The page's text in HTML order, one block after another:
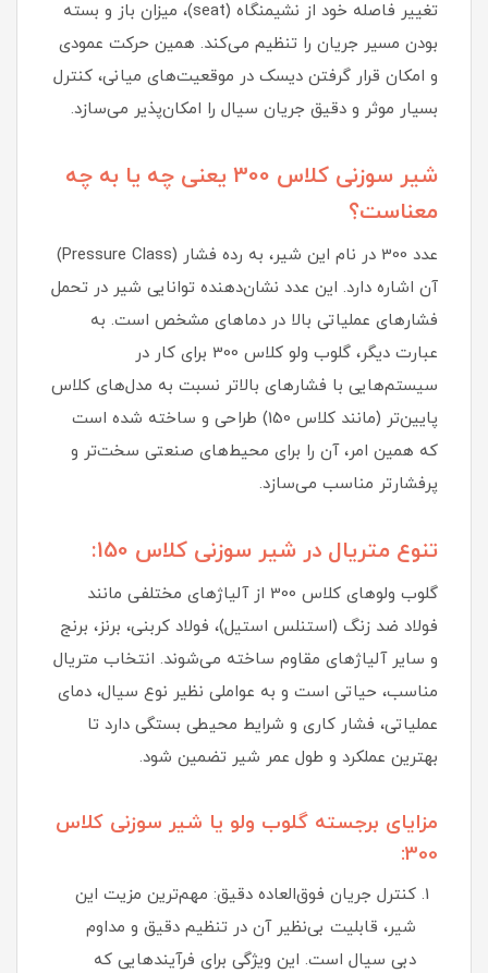
تغییر فاصله خود از نشیمنگاه (seat)، میزان باز و بسته
بودن مسیر جریان را تنظیم می‌کند. همین حرکت عمودی
و امکان قرار گرفتن دیسک در موقعیت‌های میانی، کنترل
بسیار موثر و دقیق جریان سیال را امکان‌پذیر می‌سازد.
شیر سوزنی کلاس 300 یعنی چه یا به چه
معناست؟
عدد 300 در نام این شیر، به رده فشار (Pressure Class)
آن اشاره دارد. این عدد نشان‌دهنده توانایی شیر در تحمل
فشارهای عملیاتی بالا در دماهای مشخص است. به
عبارت دیگر، گلوب ولو کلاس 300 برای کار در
سیستم‌هایی با فشارهای بالاتر نسبت به مدل‌های کلاس
پایین‌تر (مانند کلاس 150) طراحی و ساخته شده است
که همین امر، آن را برای محیط‌های صنعتی سخت‌تر و
پرفشارتر مناسب می‌سازد.
تنوع متریال در شیر سوزنی کلاس 150:
گلوب ولوهای کلاس 300 از آلیاژهای مختلفی مانند
فولاد ضد زنگ (استنلس استیل)، فولاد کربنی، برنز، برنج
و سایر آلیاژهای مقاوم ساخته می‌شوند. انتخاب متریال
مناسب، حیاتی است و به عواملی نظیر نوع سیال، دمای
عملیاتی، فشار کاری و شرایط محیطی بستگی دارد تا
بهترین عملکرد و طول عمر شیر تضمین شود.
مزایای برجسته گلوب ولو یا شیر سوزنی کلاس
300:
کنترل جریان فوق‌العاده دقیق: مهم‌ترین مزیت این
شیر، قابلیت بی‌نظیر آن در تنظیم دقیق و مداوم
دبی سیال است. این ویژگی برای فرآیندهایی که